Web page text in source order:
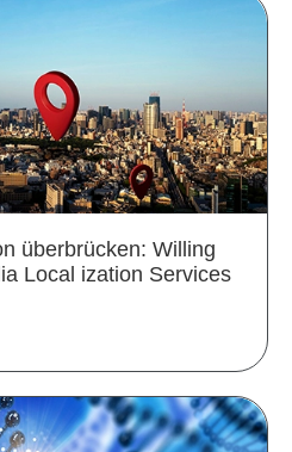
überbrücken: Willing
Local ization Services